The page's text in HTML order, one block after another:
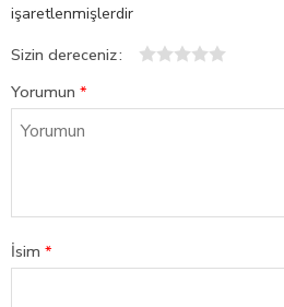
işaretlenmişlerdir
Sizin dereceniz
Yorumun *
İsim *